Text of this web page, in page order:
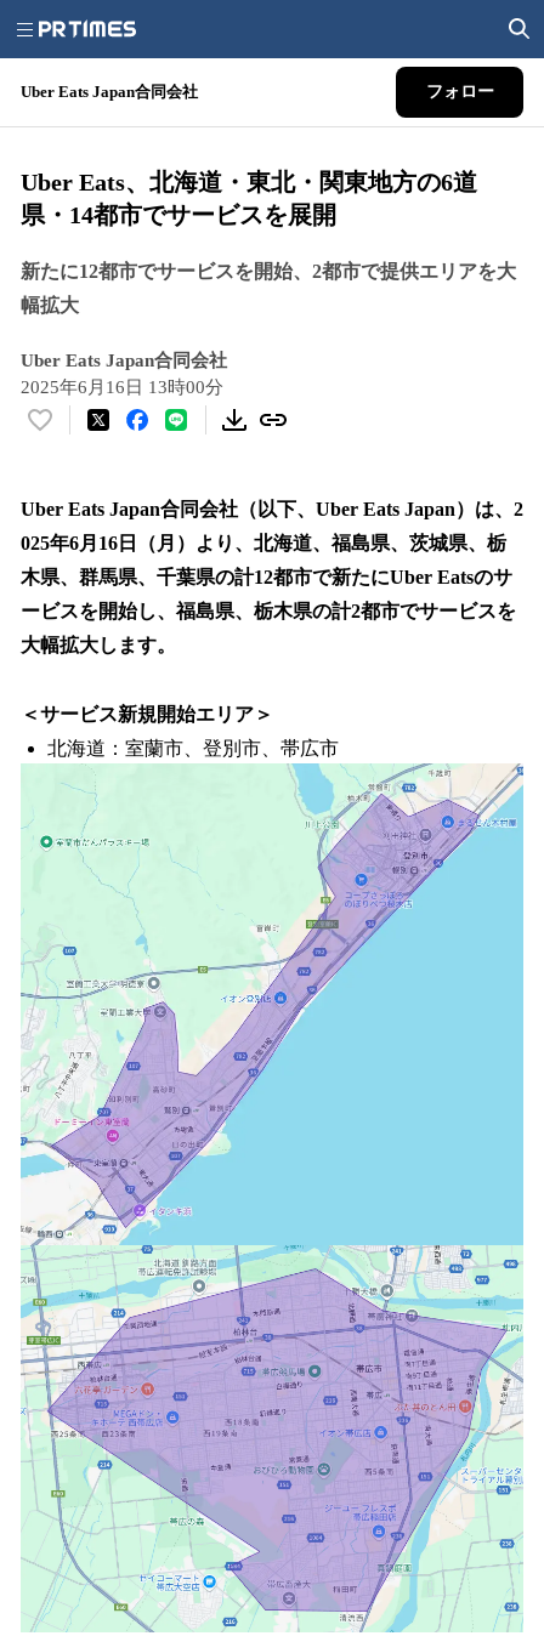
Uber Eats Japan合同会社 フォロー
Uber Eats、北海道・東北・関東地方の6道
県・14都市でサービスを展開
新たに12都市でサービスを開始、2都市で提供エリアを大
幅拡大
Uber Eats Japan合同会社
2025年6月16日 13時00分
い
！
数
を
読
み
込
み
で
す
Uber Eats Japan合同会社（以下、Uber Eats Japan）は、2
025年6月16日（月）より、北海道、福島県、茨城県、栃
木県、群馬県、千葉県の計12都市で新たにUber Eatsのサ
ービスを開始し、福島県、栃木県の計2都市でサービスを
大幅拡大します。
＜サービス新規開始エリア＞
北海道：室蘭市、登別市、帯広市